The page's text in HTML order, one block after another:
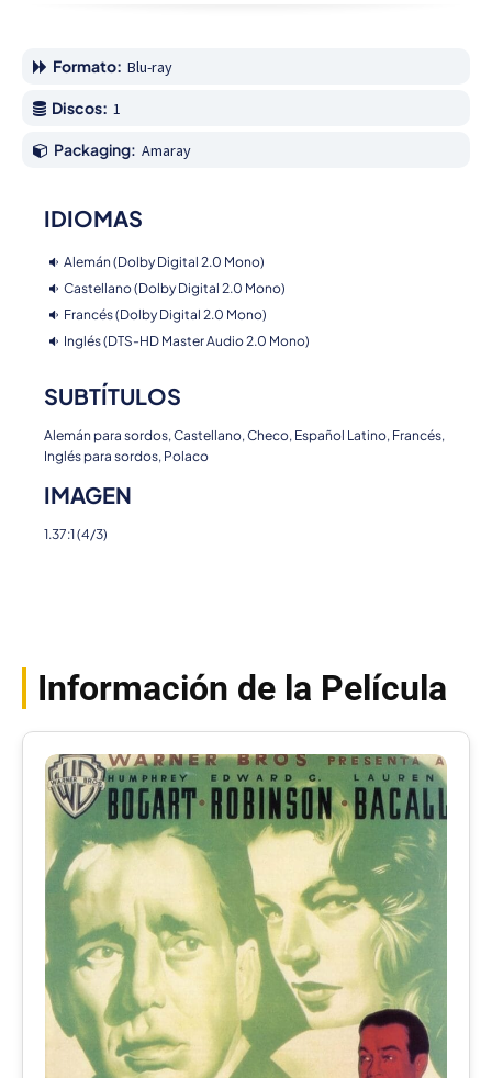
Formato: Blu-ray
Discos: 1
Packaging: Amaray
IDIOMAS
Alemán (Dolby Digital 2.0 Mono)
Castellano (Dolby Digital 2.0 Mono)
Francés (Dolby Digital 2.0 Mono)
Inglés (DTS-HD Master Audio 2.0 Mono)
SUBTÍTULOS
Alemán para sordos, Castellano, Checo, Español Latino, Francés,
Inglés para sordos, Polaco
IMAGEN
1.37:1 (4/3)
Información de la Película